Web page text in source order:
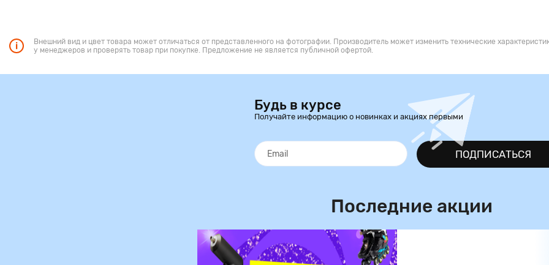
Внешний вид и цвет товара может отличаться от представленного на фотографии. Производитель может изменить технические
у менеджеров и проверять товар при покупке. Предложение не является публичной офертой.
Будь в курсе
Получайте информацию о новинках и акциях первыми
ПОДПИСАТЬСЯ
Последние акции